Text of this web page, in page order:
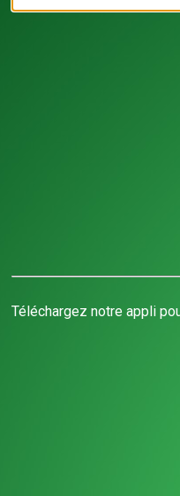
Téléchargez notre appli